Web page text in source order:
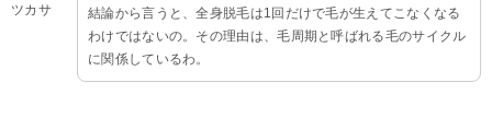
ツカサ
結論から言うと、全身脱毛は1回だけで毛が生えてこなくなる
わけではないの。その理由は、毛周期と呼ばれる毛のサイクル
に関係しているわ。